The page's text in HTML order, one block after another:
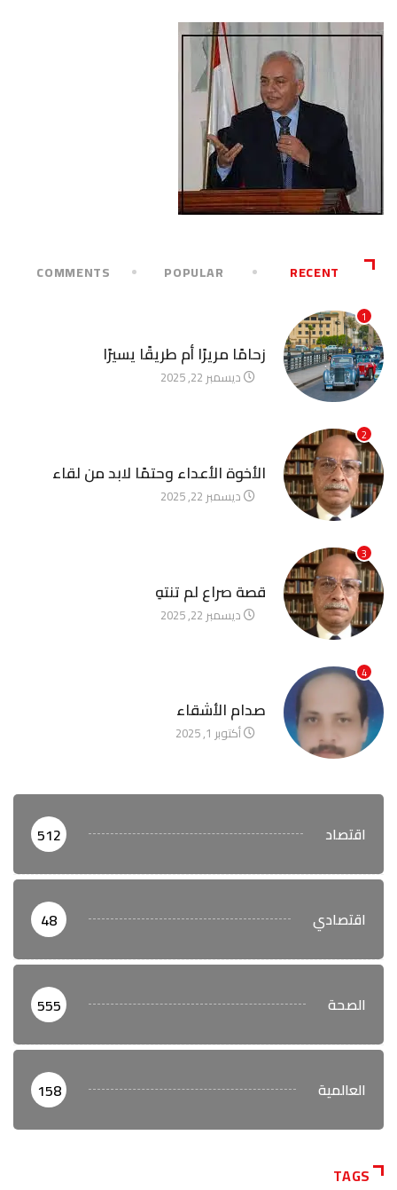
RECENT
POPULAR
COMMENTS
1
زحامًا مريرًا أم طريقًا يسيرًا
ديسمبر 22, 2025
2
الأخوة الأعداء وحتمًا لابد من لقاء
ديسمبر 22, 2025
3
قصة صراع لم تنتهِ
ديسمبر 22, 2025
4
صدام الأشقاء
أكتوبر 1, 2025
اقتصاد 512
اقتصادي 48
الصحة 555
العالمية 158
TAGS